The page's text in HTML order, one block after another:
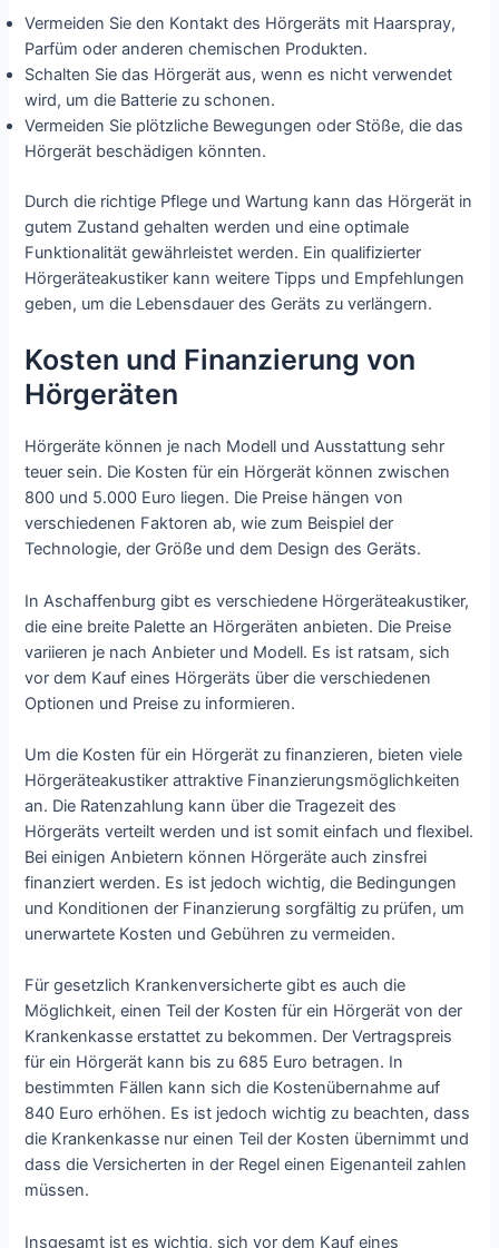
Vermeiden Sie den Kontakt des Hörgeräts mit Haarspray,
Parfüm oder anderen chemischen Produkten.
Schalten Sie das Hörgerät aus, wenn es nicht verwendet
wird, um die Batterie zu schonen.
Vermeiden Sie plötzliche Bewegungen oder Stöße, die das
Hörgerät beschädigen könnten.
Durch die richtige Pflege und Wartung kann das Hörgerät in
gutem Zustand gehalten werden und eine optimale
Funktionalität gewährleistet werden. Ein qualifizierter
Hörgeräteakustiker kann weitere Tipps und Empfehlungen
geben, um die Lebensdauer des Geräts zu verlängern.
Kosten und Finanzierung von
Hörgeräten
Hörgeräte können je nach Modell und Ausstattung sehr
teuer sein. Die Kosten für ein Hörgerät können zwischen
800 und 5.000 Euro liegen. Die Preise hängen von
verschiedenen Faktoren ab, wie zum Beispiel der
Technologie, der Größe und dem Design des Geräts.
In Aschaffenburg gibt es verschiedene Hörgeräteakustiker,
die eine breite Palette an Hörgeräten anbieten. Die Preise
variieren je nach Anbieter und Modell. Es ist ratsam, sich
vor dem Kauf eines Hörgeräts über die verschiedenen
Optionen und Preise zu informieren.
Um die Kosten für ein Hörgerät zu finanzieren, bieten viele
Hörgeräteakustiker attraktive Finanzierungsmöglichkeiten
an. Die Ratenzahlung kann über die Tragezeit des
Hörgeräts verteilt werden und ist somit einfach und flexibel.
Bei einigen Anbietern können Hörgeräte auch zinsfrei
finanziert werden. Es ist jedoch wichtig, die Bedingungen
und Konditionen der Finanzierung sorgfältig zu prüfen, um
unerwartete Kosten und Gebühren zu vermeiden.
Für gesetzlich Krankenversicherte gibt es auch die
Möglichkeit, einen Teil der Kosten für ein Hörgerät von der
Krankenkasse erstattet zu bekommen. Der Vertragspreis
für ein Hörgerät kann bis zu 685 Euro betragen. In
bestimmten Fällen kann sich die Kostenübernahme auf
840 Euro erhöhen. Es ist jedoch wichtig zu beachten, dass
die Krankenkasse nur einen Teil der Kosten übernimmt und
dass die Versicherten in der Regel einen Eigenanteil zahlen
müssen.
Insgesamt ist es wichtig, sich vor dem Kauf eines